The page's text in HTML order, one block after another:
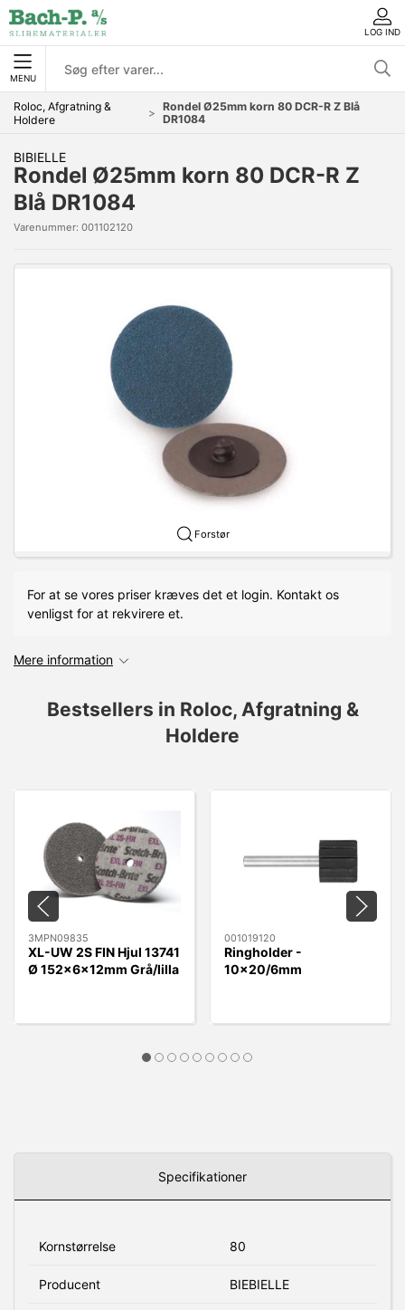
LOG IND
MENU
Roloc, Afgratning &
Holdere
Rondel Ø25mm korn 80 DCR-R Z Blå
DR1084
BIBIELLE
Rondel Ø25mm korn 80 DCR-R Z
Blå DR1084
Varenummer: 001102120
Forstør
For at se vores priser kræves det et login. Kontakt os
venligst for at rekvirere et.
Mere information
Bestsellers in Roloc, Afgratning &
Holdere
3MPN09835
XL-UW 2S FIN Hjul 13741
Ø 152x6x12mm Grå/lilla
001019120
Ringholder -
10x20/6mm
Specifikationer
Kornstørrelse 80
Producent BIEBIELLE